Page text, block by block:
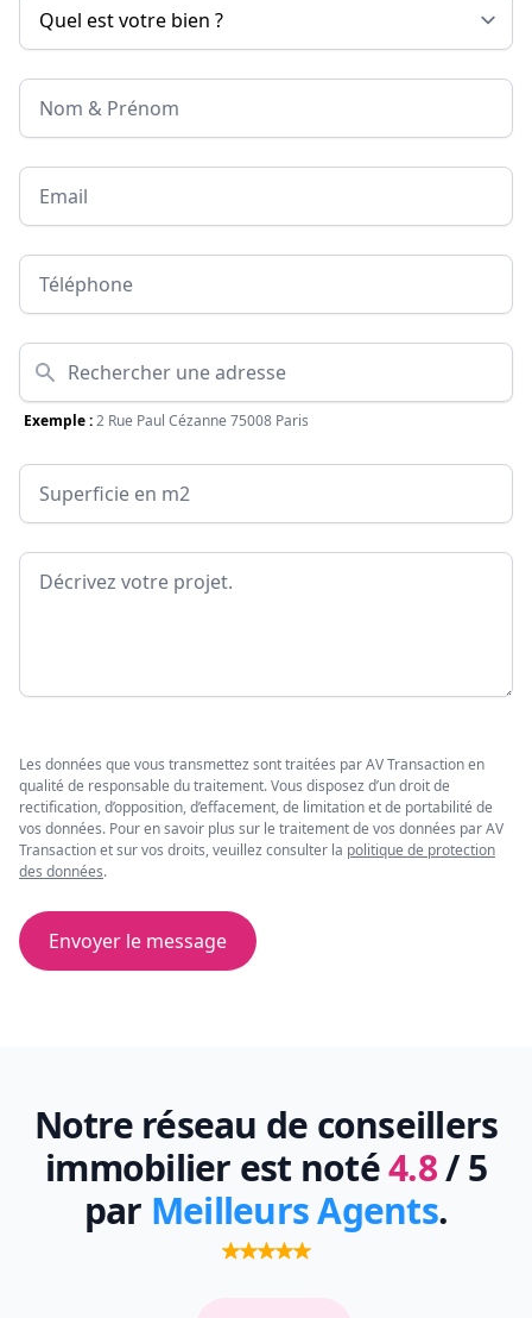
Nom & Prénom
Email
Téléphone
Adresse
Exemple :2 Rue Paul Cézanne 75008 Paris
Surface
Message
Les données que vous transmettez sont traitées par AV Transaction en
qualité de responsable du traitement. Vous disposez d’un droit de
rectification, d’opposition, d’effacement, de limitation et de portabilité de
vos données. Pour en savoir plus sur le traitement de vos données par AV
Transaction et sur vos droits, veuillez consulter la politique de protection
des données.
Envoyer le message
Notre réseau de conseillers
immobilier est noté4.8/ 5
par Meilleurs Agents.